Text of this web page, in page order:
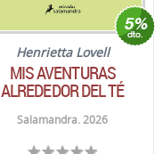
Henrietta Lovell
MIS AVENTURAS
ALREDEDOR DEL TÉ
Salamandra. 2026